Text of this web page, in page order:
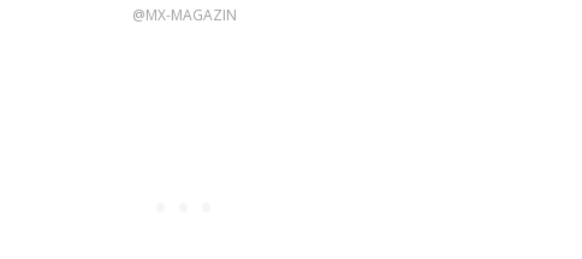
@MX-MAGAZIN